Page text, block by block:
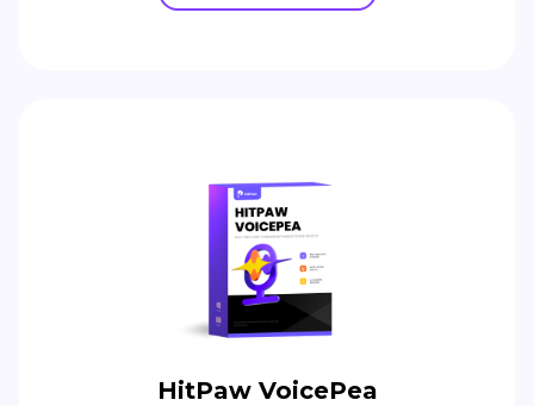
HitPaw VoicePea